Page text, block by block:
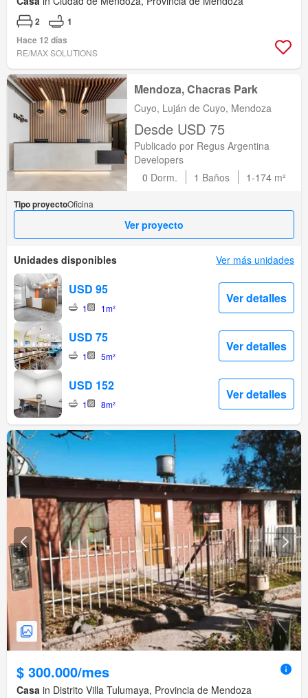
2
1
Hace 12 días
RE/MAX SOLUTIONS
Mendoza, Chacras Park
Cuyo, Luján de Cuyo, Mendoza
Desde USD 75
Publicado por Regus Argentina
Developers
0 Dorm. 1 Baños 1-174 m²
Tipo proyectoOficina
Ver proyecto
Unidades disponibles Ver más unidades
USD 95
1 1m²
Ver detalles
USD 75
1 5m²
Ver detalles
USD 152
1 8m²
Ver detalles
$ 300.000/mes
Casa in Distrito Villa Tulumaya, Provincia de Mendoza